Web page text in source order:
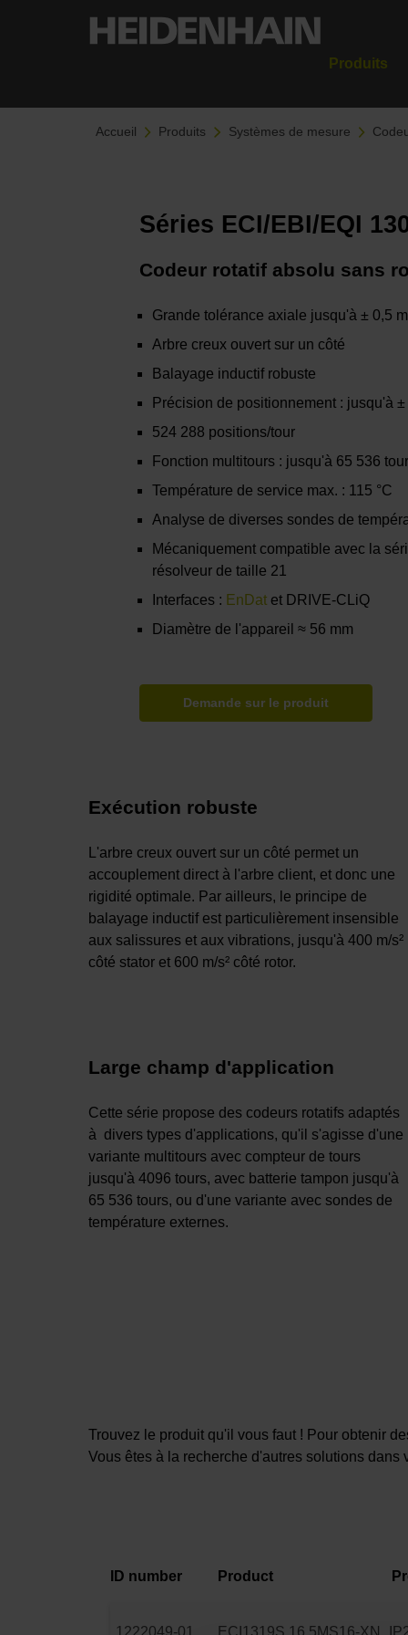
Produits
Accueil Produits Systèmes de mesure
Séries ECI/EBI/EQI
Codeur rotatif absolu sans
Grande tolérance axiale jusqu'à ± 0,5
Arbre creux ouvert sur un côté
Balayage inductif robuste
Précision de positionnement : jusqu'à ±
524 288 positions/tour
Fonction multitours : jusqu'à 65 536
Température de service max. : 115 °C
Analyse de diverses sondes de
Mécaniquement compatible avec la
résolveur de taille 21
Interfaces : EnDat et DRIVE-CLiQ
Diamètre de l'appareil ≈ 56 mm
Demande sur le produit
Exécution robuste
L'arbre creux ouvert sur un côté permet un
accouplement direct à l'arbre client, et donc une
rigidité optimale. Par ailleurs, le principe de
balayage inductif est particulièrement insensible
aux salissures et aux vibrations, jusqu'à 400 m/s²
côté stator et 600 m/s² côté rotor.
Large champ d'application
Cette série propose des codeurs rotatifs adaptés
à divers types d'applications, qu'il s'agisse d'une
variante multitours avec compteur de tours
jusqu'à 4096 tours, avec batterie tampon jusqu'à
65 536 tours, ou d'une variante avec sondes de
température externes.
Trouvez le produit qu'il vous faut ! Pour obtenir
Vous êtes à la recherche d'autres solutions dans
ID number Product